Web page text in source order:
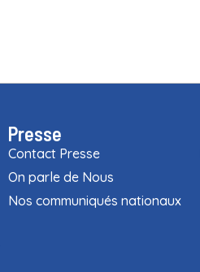
Presse
Contact Presse
On parle de Nous
Nos communiqués nationaux